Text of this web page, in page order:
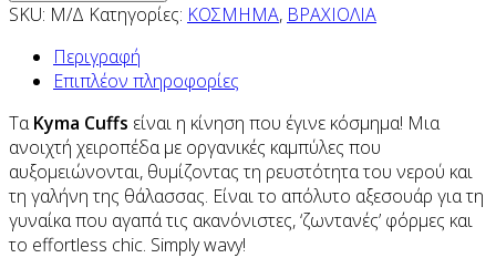
SKU: Μ/Δ Κατηγορίες: ΚΟΣΜΗΜΑ, ΒΡΑΧΙΟΛΙΑ
Περιγραφή
Επιπλέον πληροφορίες
ΤαKyma Cuffs είναι η κίνηση που έγινε κόσμημα! Μια
ανοιχτή χειροπέδα με οργανικές καμπύλες που
αυξομειώνονται, θυμίζοντας τη ρευστότητα του νερού και
τη γαλήνη της θάλασσας. Είναι το απόλυτο αξεσουάρ για τη
γυναίκα που αγαπά τις ακανόνιστες, ‘ζωντανές’ φόρμες και
το effortless chic. Simply wavy!